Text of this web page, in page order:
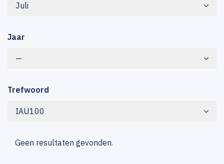
Juli
Jaar
—
Trefwoord
IAU100
Geen resultaten gevonden.